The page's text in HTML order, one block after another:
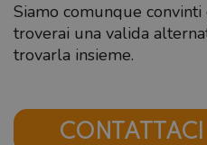
Siamo comunque
troverai una valida
trovarla insieme.